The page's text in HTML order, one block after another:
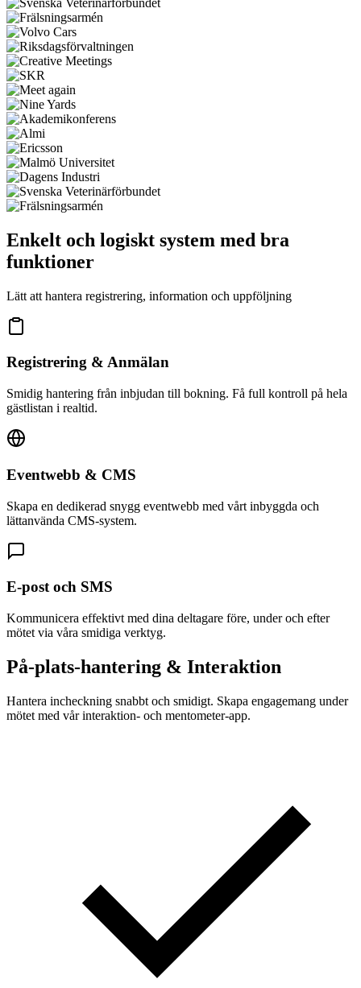
Enkelt och logiskt system med bra
funktioner
Lätt att hantera registrering, information och uppföljning
Registrering & Anmälan
Smidig hantering från inbjudan till bokning. Få full kontroll på hela
gästlistan i realtid.
Eventwebb & CMS
Skapa en dedikerad snygg eventwebb med vårt inbyggda och
lättanvända CMS-system.
E-post och SMS
Kommunicera effektivt med dina deltagare före, under och efter
mötet via våra smidiga verktyg.
På-plats-hantering & Interaktion
Hantera incheckning snabbt och smidigt. Skapa engagemang under
mötet med vår interaktion- och mentometer-app.